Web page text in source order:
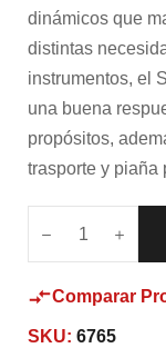
dinámicos que
distintas
instrumentos, el
una buena
propósitos,
trasporte y piaña
Comparar
SKU: 6765